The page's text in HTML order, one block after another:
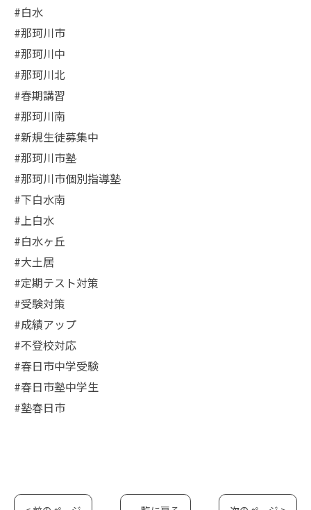
#白水
#那珂川市
#那珂川中
#那珂川北
#春期講習
#那珂川南
#新規生徒募集中
#那珂川市塾
#那珂川市個別指導塾
#下白水南
#上白水
#白水ヶ丘
#大土居
#定期テスト対策
#受験対策
#成績アップ
#不登校対応
#春日市中学受験
#春日市塾中学生
#塾春日市